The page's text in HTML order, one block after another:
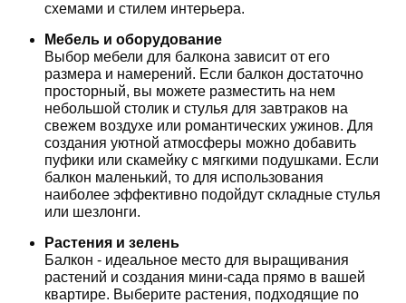
схемами и стилем интерьера.
Мебель и оборудование
Выбор мебели для балкона зависит от его
размера и намерений. Если балкон достаточно
просторный, вы можете разместить на нем
небольшой столик и стулья для завтраков на
свежем воздухе или романтических ужинов. Для
создания уютной атмосферы можно добавить
пуфики или скамейку с мягкими подушками. Если
балкон маленький, то для использования
наиболее эффективно подойдут складные стулья
или шезлонги.
Растения и зелень
Балкон - идеальное место для выращивания
растений и создания мини-сада прямо в вашей
квартире. Выберите растения, подходящие по